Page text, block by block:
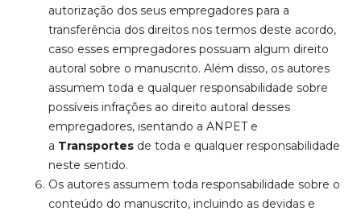
autorização dos seus empregadores para a
transferência dos direitos nos termos deste acordo,
caso esses empregadores possuam algum direito
autoral sobre o manuscrito. Além disso, os autores
assumem toda e qualquer responsabilidade sobre
possíveis infrações ao direito autoral desses
empregadores, isentando a ANPET e
a Transportes de toda e qualquer responsabilidade
neste sentido.
Os autores assumem toda responsabilidade sobre o
conteúdo do manuscrito, incluindo as devidas e